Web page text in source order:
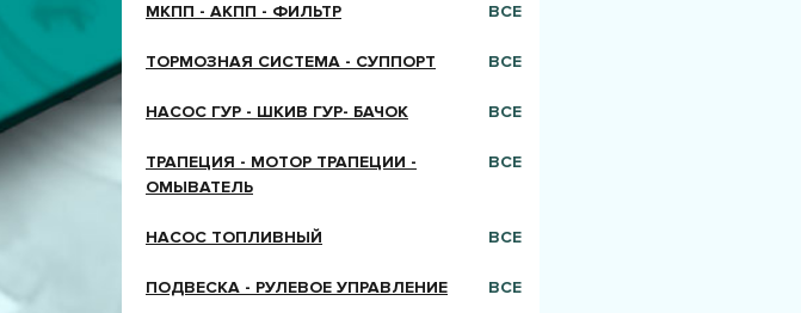
ВСЕ
МКПП - АКПП - ФИЛЬТР
ВСЕ
ТОРМОЗНАЯ СИСТЕМА - СУППОРТ
ВСЕ
НАСОС ГУР - ШКИВ ГУР- БАЧОК
ВСЕ
ТРАПЕЦИЯ - МОТОР ТРАПЕЦИИ -
ОМЫВАТЕЛЬ
ВСЕ
НАСОС ТОПЛИВНЫЙ
ВСЕ
ПОДВЕСКА - РУЛЕВОЕ УПРАВЛЕНИЕ